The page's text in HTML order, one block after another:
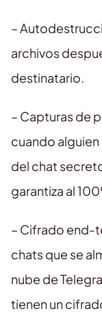
–
archivos
destinatario.
– Capturas de
cuando
del chat
garantiza al
– Cifrado end-
chats que se
nube de
tienen un